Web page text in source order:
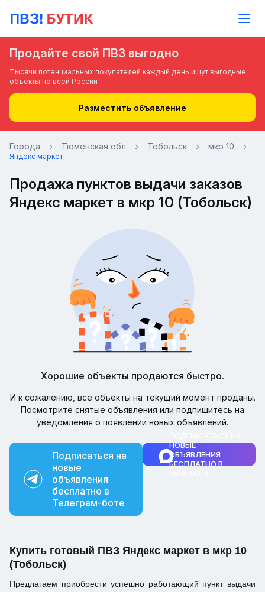
Продайте свой ПВЗ выгодно
Тысячи потенциальных покупателей каждый день ищут выгодные
объекты по всей России
Разместить объявление
Города Тюменская обл Тобольск мкр 10
Яндекс маркет
Продажа пунктов выдачи заказов
Яндекс маркет в мкр 10 (Тобольск)
Хорошие объекты продаются быстро.
И к сожалению, все объекты на текущий момент проданы.
Посмотрите снятые объявления или подпишитесь на
уведомления о появлении новых объявлений.
Подписаться на
новые
объявления
бесплатно в
Телеграм-боте
НОВЫЕ
ОБЪЯВЛЕНИЯ
БЕСПЛАТНО В
Купить готовый ПВЗ Яндекс маркет в мкр 10
(Тобольск)
Предлагаем приобрести успешно работающий пункт выдачи